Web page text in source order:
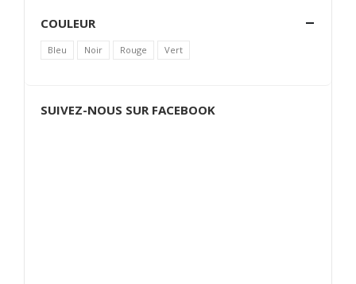
COULEUR
Bleu Noir Rouge Vert
SUIVEZ-NOUS SUR FACEBOOK